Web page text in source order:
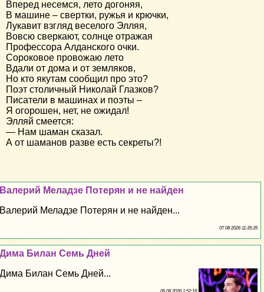
Вперед несемся, лето догоняя,
В машине – свертки, ружья и крючки,
Лукавит взгляд веселого Элляя,
Вовсю сверкают, солнце отражая
Профессора Алданского очки.
Сороковое провожаю лето
Вдали от дома и от земляков,
Но кто якутам сообщил про это?
Поэт столичный Николай Глазков?
Писатели в машинах и поэты –
Я огорошен, нет, не ожидал!
Элляй смеется:
— Нам шаман сказал.
А от шаманов разве есть секреты?!
Валерий Меладзе Потерян и не найден
Валерий Меладзе Потерян и не найден...
07 08 2026 11:35:35
Дима Билан Семь Дней
Дима Билан Семь Дней...
06 08 2026 1:52:18